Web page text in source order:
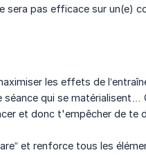
sera pas efficace sur un(e)
les effets de
séance qui se matérialisent…
et donc t'empêcher de te
et renforce tous les